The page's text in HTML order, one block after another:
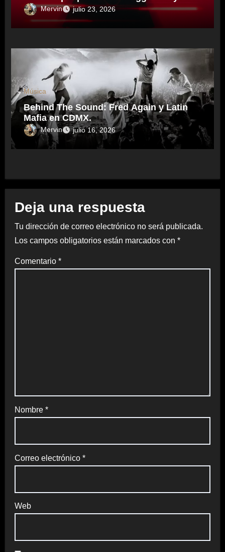
electrónica desde una visión propia
inspirado en el sonidero Mexicano.
Mervin julio 23, 2026
Música
Behind The Sound: Fred Again y Latin
Mafia en CDMX.
Mervin julio 16, 2026
Deja una respuesta
Tu dirección de correo electrónico no será publicada.
Los campos obligatorios están marcados con *
Comentario *
Nombre *
Correo electrónico *
Web